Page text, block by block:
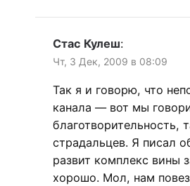
Стас Кулеш:
Чт, 3 Дек, 2009 в 08:09
Так я и говорю, что
канала — вот мы
благотворительность,
страдальцев. Я писал
развит комплекс вины
хорошо. Мол, нам